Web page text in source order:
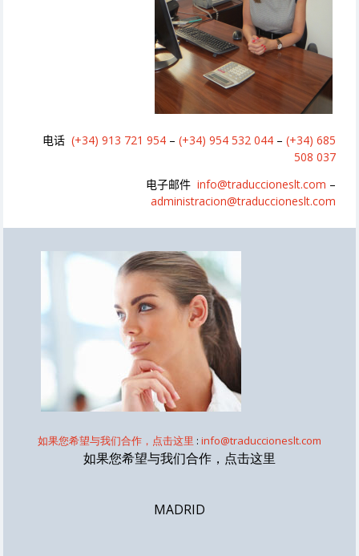
电话 (+34) 913 721 954– (+34) 954 532 044– (+34) 685
508 037
电子邮件 info@traduccioneslt.com –
administracion@traduccioneslt.com
如果您希望与我们合作，点击这里 : info@traduccioneslt.com
如果您希望与我们合作，点击这里
MADRID